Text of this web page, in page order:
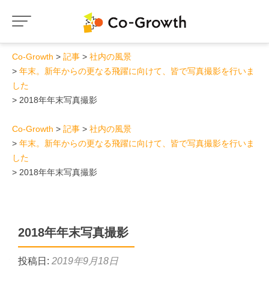
Co-Growth 記事
社内の風景
年末。新年からの更なる飛躍に向けて、皆で写真撮影を行いま
した
2018年年末写真撮影
Co-Growth 記事
社内の風景
年末。新年からの更なる飛躍に向けて、皆で写真撮影を行いま
した
2018年年末写真撮影
2018年年末写真撮影
投稿日: 2019年9月18日